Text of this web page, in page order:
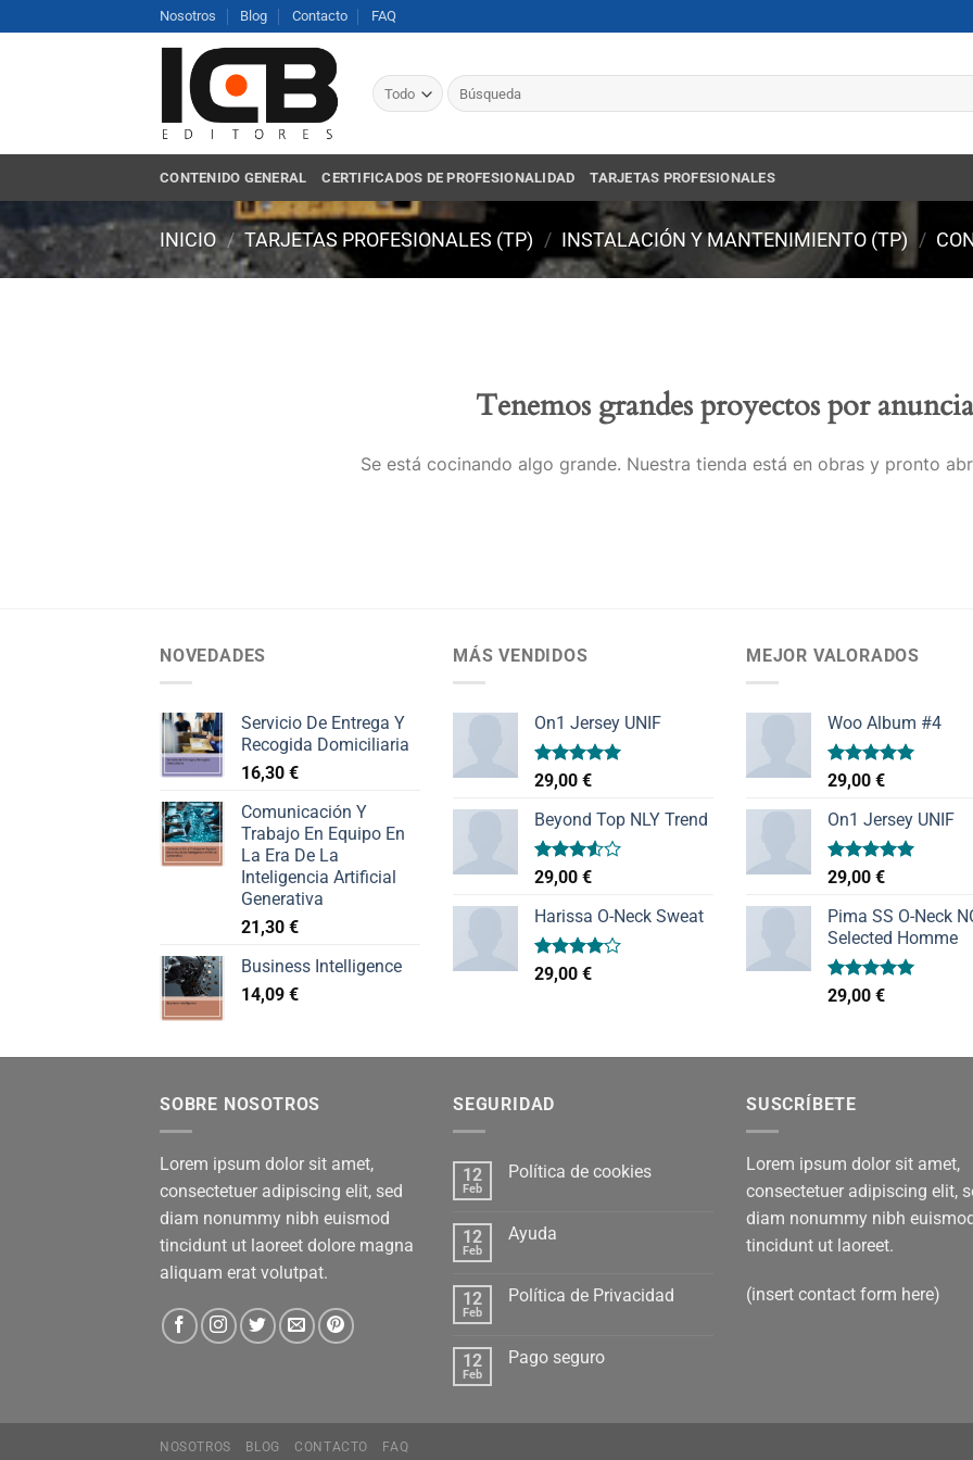
al
Nosotros Blog Contacto FAQ
Buscar
por:
CONTENIDO GENERAL CERTIFICADOS DE PROFESIONALIDAD TARJETAS PROFESIONALES
INICIO / TARJETAS PROFESIONALES (TP) / INSTALACIÓN Y MANTENIMIENTO (TP) /
Tenemos grandes proyectos por
Se está cocinando algo grande. Nuestra tienda está en obras y pronto
NOVEDADES
Servicio De Entrega Y
Recogida Domiciliaria
16,30 €
Comunicación Y
Trabajo En Equipo En
La Era De La
Inteligencia Artificial
Generativa
21,30 €
Business Intelligence
14,09 €
MÁS VENDIDOS
On1 Jersey UNIF
Valorado
con
de 5
29,00 €
Beyond Top NLY Trend
Valorado
con
3.50de
5
29,00 €
Harissa O-Neck Sweat
Valorado
con
29,00 €
MEJOR VALORADOS
Woo Album #4
Valorado
con
de 5
29,00 €
On1 Jersey UNIF
Valorado
con
de 5
29,00 €
Pima SS O-Neck
Selected Homme
Valorado
con
29,00 €
SOBRE NOSOTROS
Lorem ipsum dolor sit amet,
consectetuer adipiscing elit, sed
diam nonummy nibh euismod
tincidunt ut laoreet dolore magna
aliquam erat volutpat.
SEGURIDAD
12
Feb
Política de cookies
12
Feb
Ayuda
12
Feb
Política de Privacidad
12
Feb
Pago seguro
SUSCRÍBETE
Lorem ipsum dolor sit amet,
consectetuer adipiscing elit,
diam nonummy nibh
tincidunt ut laoreet.
(insert contact form here)
NOSOTROS BLOG CONTACTO FAQ